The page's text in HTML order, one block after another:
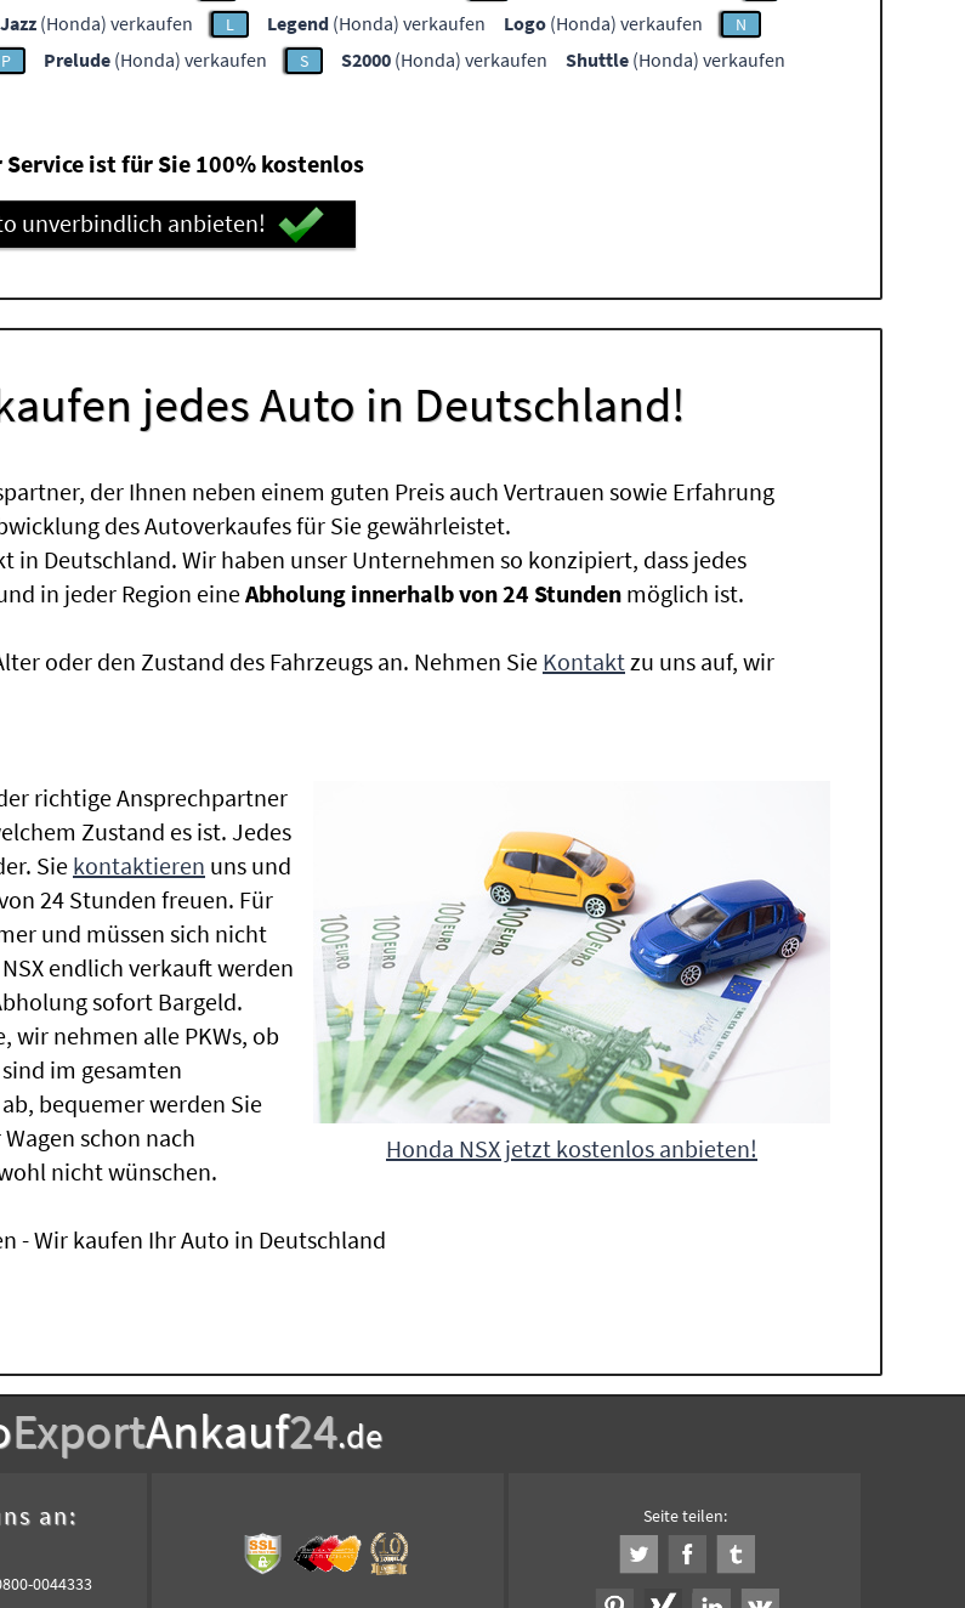
Jazz (Honda) verkaufen L Legend (Honda) verkaufen Logo (Honda) verkaufen N
P Prelude (Honda) verkaufen S S2000 (Honda) verkaufen Shuttle (Honda) verkaufen
Service ist für Sie 100% kostenlos
unverbindlich anbieten!
jedes Auto in Deutschland!
der Ihnen neben einem guten Preis auch Vertrauen sowie Erfahrung
des Autoverkaufes für Sie gewährleistet.
Deutschland. Wir haben unser Unternehmen so konzipiert, dass jedes
in jeder Region eineAbholung innerhalb von 24 Stunden möglich ist.
oder den Zustand des Fahrzeugs an. Nehmen Sie Kontaktzu uns auf, wir
Honda NSX jetzt kostenlos anbieten!
richtige Ansprechpartner
Zustand es ist. Jedes
Siekontaktieren uns und
24 Stunden freuen. Für
und müssen sich nicht
endlich verkauft werden
sofort Bargeld.
wir nehmen alle PKWs, ob
im gesamten
bequemer werden Sie
schon nach
nicht wünschen.
- Wir kaufen Ihr Auto in Deutschland
ExportAnkauf24.de
an:
0044333
Seite teilen: